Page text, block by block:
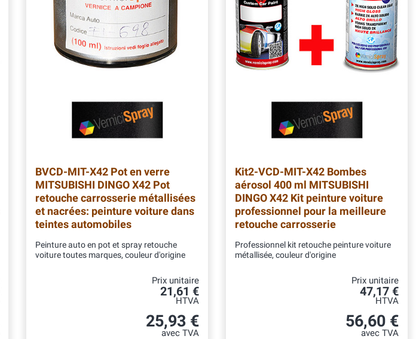
BVCD-MIT-X42 Pot en verre
MITSUBISHI DINGO X42 Pot
retouche carrosserie métallisées
et nacrées: peinture voiture dans
teintes automobiles
Peinture auto en pot et spray retouche
voiture toutes marques, couleur d'origine
Prix unitaire
21,61 €
HTVA
25,93 €
avec TVA
Kit2-VCD-MIT-X42 Bombes
aérosol 400 ml MITSUBISHI
DINGO X42 Kit peinture voiture
professionnel pour la meilleure
retouche carrosserie
Professionnel kit retouche peinture voiture
métallisée, couleur d'origine
Prix unitaire
47,17 €
HTVA
56,60 €
avec TVA